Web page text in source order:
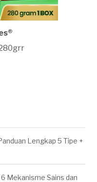
Lengkap 5 Tipe +
Mekanisme Sains dan